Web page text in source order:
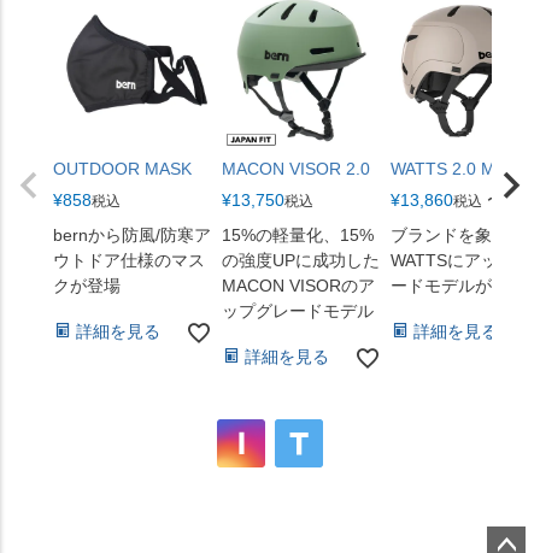
OUTDOOR MASK
¥858税込
bernから防風/防寒ア
ウトドア仕様のマス
クが登場
詳細を見る
MACON VISOR 2.0
¥13,750税込
15%の軽量化、15%
の強度UPに成功した
MACON VISORのア
ップグレードモデル
詳細を見る
WATTS 2.0 MIPS
¥13,860税込 〜
ブランドを象徴す
WATTSにアップグ
ードモデルが登場
詳細を見る